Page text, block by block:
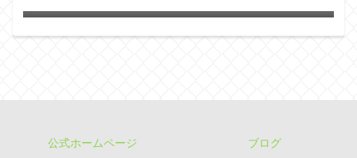
公式ホームページ
ブログ